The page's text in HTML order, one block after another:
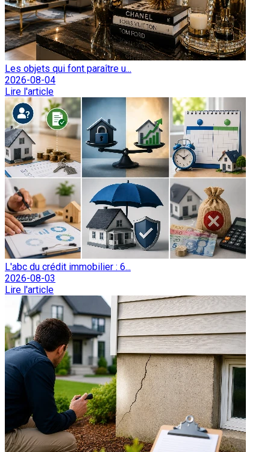
Les objets qui font paraître u...
2026-08-04
Lire l'article
L'abc du crédit immobilier : 6...
2026-08-03
Lire l'article